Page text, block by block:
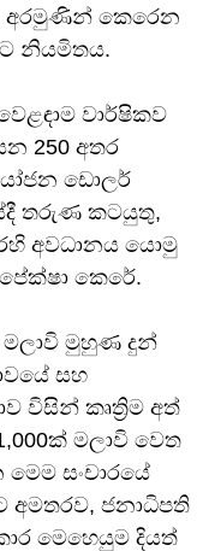
අරමුණින් කෙරෙන
නියමිතය.
වාර්ෂිකව
250 අතර
ඩොලර්
තරුණ කටයුතු,
අවධානය යොමු
කෙරේ.
මුහුණ දුන්
සහ
විසින් කෘත්‍රිම අත්
මලාවි වෙත
සංචාරයේ
අමතරව, ජනාධිපති
මෙහෙයුම දියත්